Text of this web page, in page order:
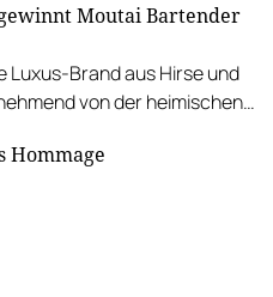
Moutai Bartender
Luxus-Brand aus Hirse und
von der heimischen
Hommage